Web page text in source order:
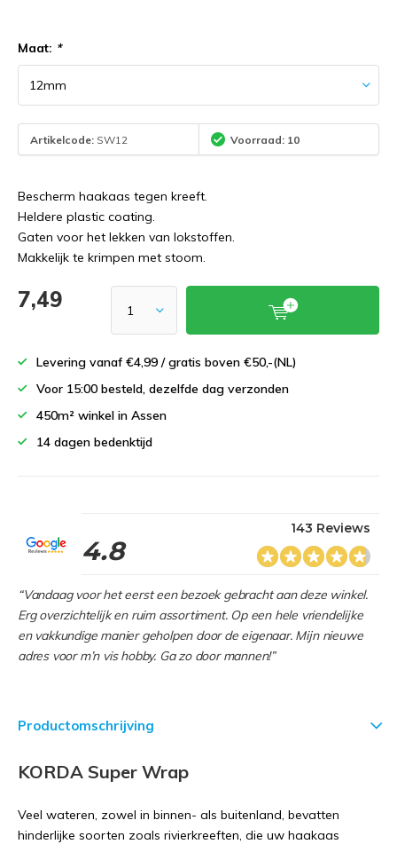
Maat: *
Artikelcode: SW12 Voorraad: 10
Bescherm haakaas tegen kreeft.
Heldere plastic coating.
Gaten voor het lekken van lokstoffen.
Makkelijk te krimpen met stoom.
7,49
Levering vanaf €4,99 / gratis boven €50,-(NL)
Voor 15:00 besteld, dezelfde dag verzonden
450m² winkel in Assen
14 dagen bedenktijd
4.8
143 Reviews
“Vandaag voor het eerst een bezoek gebracht aan deze winkel.
Erg overzichtelijk en ruim assortiment. Op een hele vriendelijke
en vakkundige manier geholpen door de eigenaar. Mijn nieuwe
adres voor m’n vis hobby. Ga zo door mannen!”
Productomschrijving
KORDA Super Wrap
Veel wateren, zowel in binnen- als buitenland, bevatten
hinderlijke soorten zoals rivierkreeften, die uw haakaas